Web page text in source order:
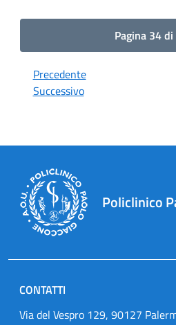
Pagina 34
Precedente
Successivo
Policlinico
CONTATTI
Via del Vespro 129, 90127